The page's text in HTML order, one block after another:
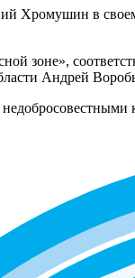
Хромушин в своем
зоне»,
Андрей